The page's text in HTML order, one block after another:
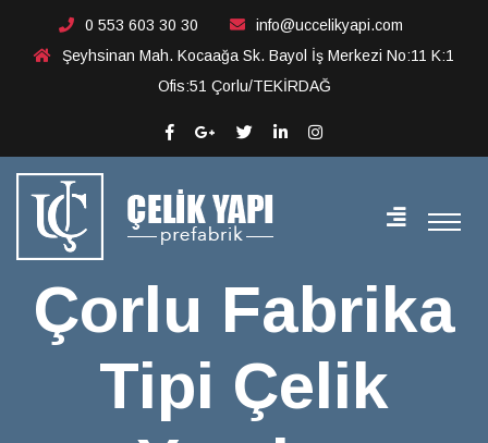
Çorlu Fabrika Tipi Çelik
Yapılar
0 553 603 30 30
info@uccelikyapi.com
Şeyhsinan Mah. Kocaağa Sk. Bayol İş Merkezi No:11 K:1
Ofis:51 Çorlu/TEKİRDAĞ
Çorlu Fabrika
Tipi Çelik